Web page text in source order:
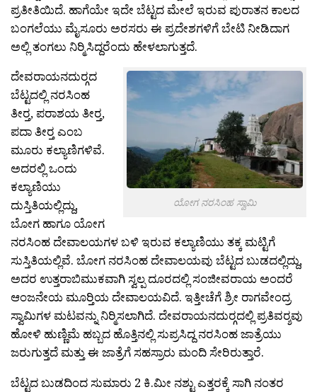
ಪ್ರತೀತಿಯಿದೆ. ಹಾಗೆಯೇ ಇದೇ ಬೆಟ್ಟದ ಮೇಲೆ ಇರುವ ಪುರಾತನ ಕಾಲದ
ಬಂಗಲೆಯು ಮೈಸೂರು ಅರಸರು ಈ ಪ್ರದೇಶಗಳಿಗೆ ಬೇಟಿ ನೀಡಿದಾಗ
ಅಲ್ಲಿ ತಂಗಲು ನಿರ‍್ಮಿಸಿದ್ದರೆಂದು ಹೇಳಲಾಗುತ್ತದೆ.
ಯೋಗ ನರಸಿಂಹ ಸ್ವಾಮಿ
ದೇವರಾಯನದುರ‍್ಗದ
ಬೆಟ್ಟದಲ್ಲಿ ನರಸಿಂಹ
ತೀರ‍್ತ, ಪರಾಶಯ ತೀರ‍್ತ,
ಪದಾ ತೀರ‍್ತ ಎಂಬ
ಮೂರು ಕಲ್ಯಾಣಿಗಳಿವೆ.
ಅದರಲ್ಲಿ ಒಂದು
ಕಲ್ಯಾಣಿಯು
ದುಸ್ತಿತಿಯಲ್ಲಿದ್ದು,
ಬೋಗ ಹಾಗೂ ಯೋಗ
ನರಸಿಂಹ ದೇವಾಲಯಗಳ ಬಳಿ ಇರುವ ಕಲ್ಯಾಣಿಯು ತಕ್ಕ ಮಟ್ಟಿಗೆ
ಸುಸ್ತಿತಿಯಲ್ಲಿವೆ. ಬೋಗ ನರಸಿಂಹ ದೇವಾಲಯವು ಬೆಟ್ಟದ ಬುಡದಲ್ಲಿದ್ದು,
ಅದರ ಉತ್ತರಾಬಿಮುಕವಾಗಿ ಸ್ವಲ್ಪ ದೂರದಲ್ಲಿ ಸಂಜೀವರಾಯ ಅಂದರೆ
ಆಂಜನೇಯ ಮೂರ‍್ತಿಯ ದೇವಾಲಯವಿದೆ. ಇತ್ತೀಚೆಗೆ ಶ್ರೀ ರಾಗವೇಂದ್ರ
ಸ್ವಾಮಿಗಳ ಮಟವನ್ನು ನಿರ‍್ಮಿಸಲಾಗಿದೆ. ದೇವರಾಯನದುರ‍್ಗದಲ್ಲಿ ಪ್ರತಿವರ‍್ಶವು
ಹೋಳಿ ಹುಣ್ಣಿಮೆ ಹಬ್ಬದ ಹೊತ್ತಿನಲ್ಲಿ ಸುಪ್ರಸಿದ್ದ ನರಸಿಂಹ ಜಾತ್ರೆಯು
ಜರುಗುತ್ತದೆ ಮತ್ತು ಈ ಜಾತ್ರೆಗೆ ಸಹಸ್ರಾರು ಮಂದಿ ಸೇರಿರುತ್ತಾರೆ.
ಬೆಟ್ಟದ ಬುಡದಿಂದ ಸುಮಾರು 2 ಕಿ.ಮೀ ನಶ್ಟು ಎತ್ತರಕ್ಕೆ ಸಾಗಿ ನಂತರ